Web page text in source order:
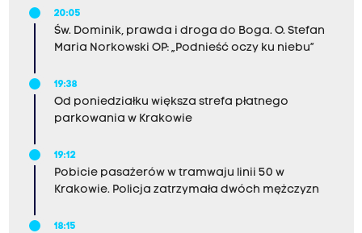
20:05
Św. Dominik, prawda i droga do Boga. O. Stefan
Maria Norkowski OP: „Podnieść oczy ku niebu”
19:38
Od poniedziałku większa strefa płatnego
parkowania w Krakowie
19:12
Pobicie pasażerów w tramwaju linii 50 w
Krakowie. Policja zatrzymała dwóch mężczyzn
18:15